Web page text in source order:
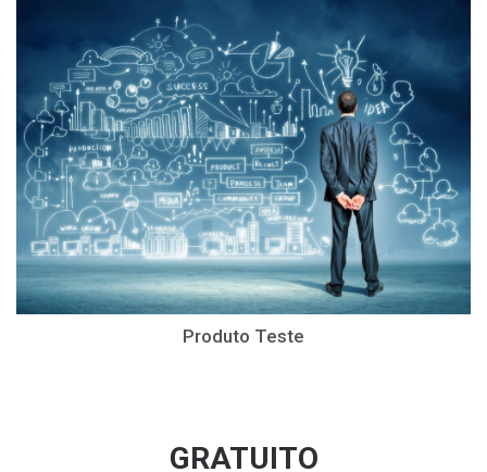
Produto Teste
GRATUITO